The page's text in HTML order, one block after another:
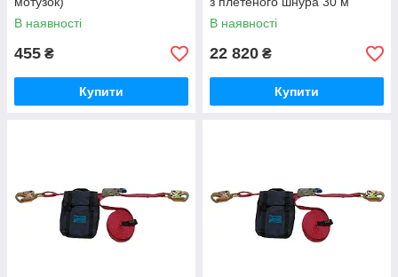
В наявності
455 ₴
Купити
В наявності
22 820 ₴
Купити